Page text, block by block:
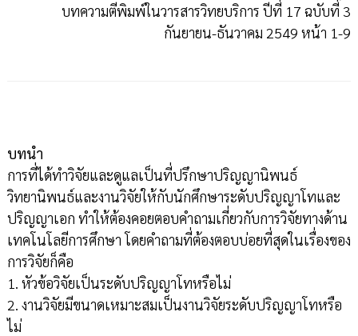
บทความตีพิมพ์ในวารสารวิทยบริการ ปีที่ 17 ฉบับที่ 3
กันยายน-ธันวาคม 2549 หน้า 1-9
บทนำ
การที่ได้ทำวิจัยและดูแลเป็นที่ปรึกษาปริญญานิพนธ์
วิทยานิพนธ์และงานวิจัยให้กับนักศึกษาระดับปริญญาโทและ
ปริญญาเอก ทำให้ต้องคอยตอบคำถามเกี่ยวกับการวิจัยทางด้าน
เทคโนโลยีการศึกษา โดยคำถามที่ต้องตอบบ่อยที่สุดในเรื่องของ
การวิจัยก็คือ
1. หัวข้อวิจัยเป็นระดับปริญญาโทหรือไม่
2. งานวิจัยมีขนาดเหมาะสมเป็นงานวิจัยระดับปริญญาโทหรือ
ไม่